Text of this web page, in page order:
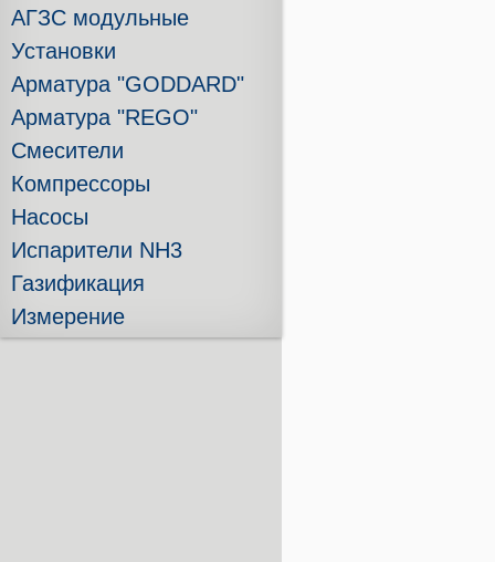
АГЗС модульные
Установки
Арматура "GODDARD"
Арматура "REGO"
Смесители
Компрессоры
Насосы
Испарители NH3
Газификация
Измерение